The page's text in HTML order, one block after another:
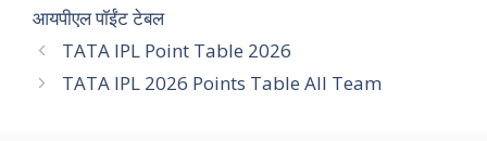
आयपीएल पॉईंट टेबल
TATA IPL Point Table 2026
TATA IPL 2026 Points Table All Team